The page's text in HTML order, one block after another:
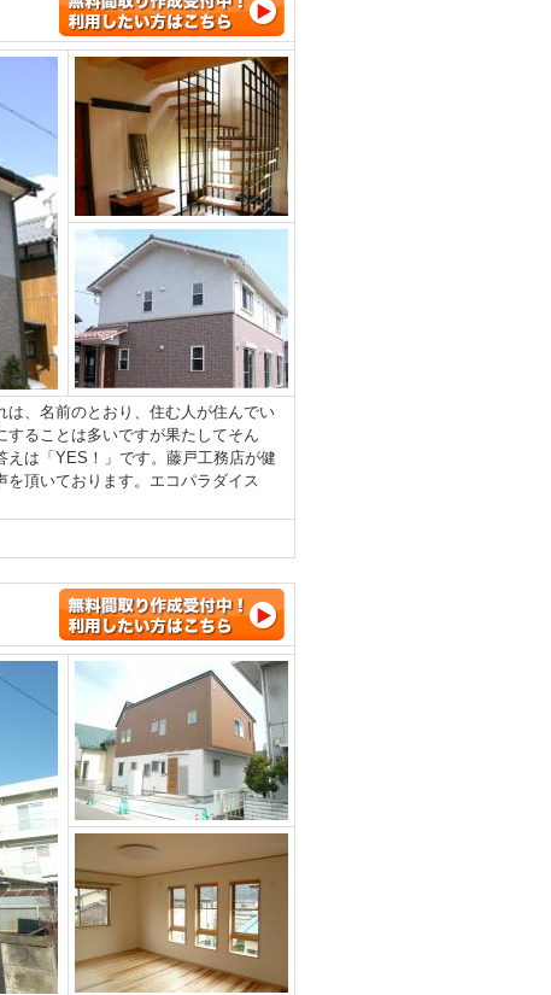
、名前のとおり、住む人が住んでい
ることは多いですが果たしてそん
は「YES！」です。藤戸工務店が健
頂いております。エコパラダイス